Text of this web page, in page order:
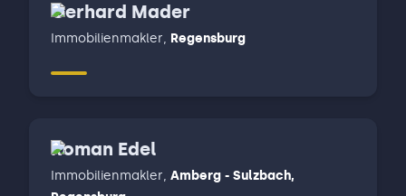
Gerhard Mader
Immobilienmakler, Regensburg
Roman Edel
Immobilienmakler, Amberg - Sulzbach,